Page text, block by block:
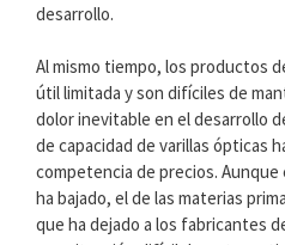
desarrollo.
Al mismo tiempo, los productos
útil limitada y son difíciles de
dolor inevitable en el desarrollo
de capacidad de varillas ópticas
competencia de precios.
ha bajado, el de las materias
que ha dejado a los fabricantes